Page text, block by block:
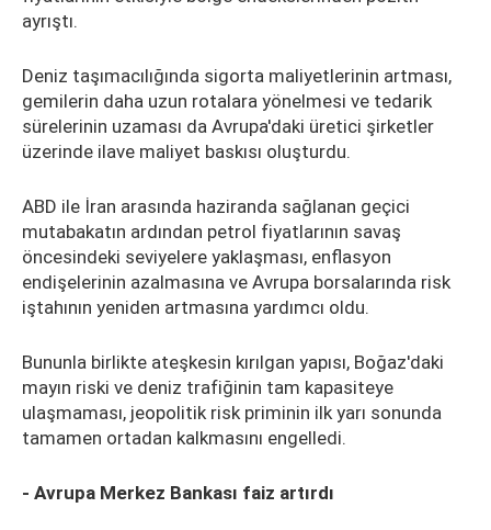
ayrıştı.
Deniz taşımacılığında sigorta maliyetlerinin artması,
gemilerin daha uzun rotalara yönelmesi ve tedarik
sürelerinin uzaması da Avrupa'daki üretici şirketler
üzerinde ilave maliyet baskısı oluşturdu.
ABD ile İran arasında haziranda sağlanan geçici
mutabakatın ardından petrol fiyatlarının savaş
öncesindeki seviyelere yaklaşması, enflasyon
endişelerinin azalmasına ve Avrupa borsalarında risk
iştahının yeniden artmasına yardımcı oldu.
Bununla birlikte ateşkesin kırılgan yapısı, Boğaz'daki
mayın riski ve deniz trafiğinin tam kapasiteye
ulaşmaması, jeopolitik risk priminin ilk yarı sonunda
tamamen ortadan kalkmasını engelledi.
- Avrupa Merkez Bankası faiz artırdı